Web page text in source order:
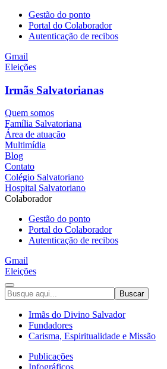
Gestão do ponto
Portal do Colaborador
Autenticação de recibos
Gmail
Eleições
Irmãs Salvatorianas
Quem somos
Família Salvatoriana
Área de atuação
Multimídia
Blog
Contato
Colégio Salvatoriano
Hospital Salvatoriano
Colaborador
Gestão do ponto
Portal do Colaborador
Autenticação de recibos
Gmail
Eleições
Buscar
Irmãs do Divino Salvador
Fundadores
Carisma, Espiritualidade e Missão
Publicações